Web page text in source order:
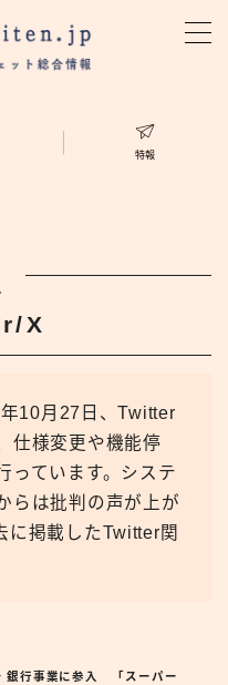
特報
X
10月27日、Twitter
仕様変更や機能停
っています。システ
らは批判の声が上が
に掲載したTwitter関
銀行事業に参入 「スーパー